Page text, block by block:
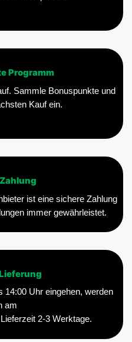
Programm
Sammle Bonuspunkte und
Kauf ein.
ist eine sichere Zahlung
immer gewährleistet.
14:00 Uhr eingehen, werden
am
2-3 Werktage.